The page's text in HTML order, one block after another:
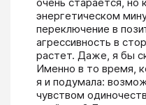
энергетическом
переключение в
агрессивность в
растет. Даже, я бы
Именно в то время,
я и подумала:
чувством